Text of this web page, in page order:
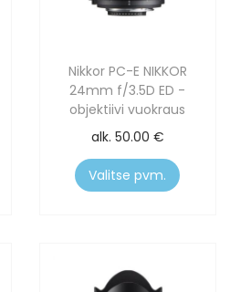
Nikkor PC-E NIKKOR
24mm f/3.5D ED -
objektiivi vuokraus
alk. 50.00 €
Valitse pvm.